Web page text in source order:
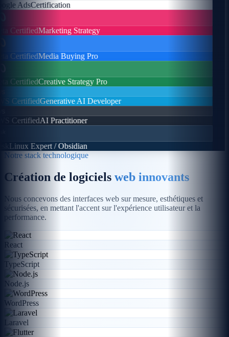
AdsCertification
CertifiedMarketing Strategy
CertifiedMedia Buying Pro
CertifiedCreative Strategy Pro
CertifiedGenerative AI Developer
CertifiedAI Practitioner
Linux Expert / Obsidian
Notre stack technologique
Création de logiciels web innovants
Nous concevons des interfaces web sur mesure, esthétiques et
sécurisées, en mettant l'accent sur l'expérience utilisateur et la
performance.
React
TypeScript
Node.js
WordPress
Laravel